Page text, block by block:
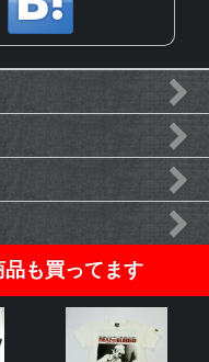
も買ってます